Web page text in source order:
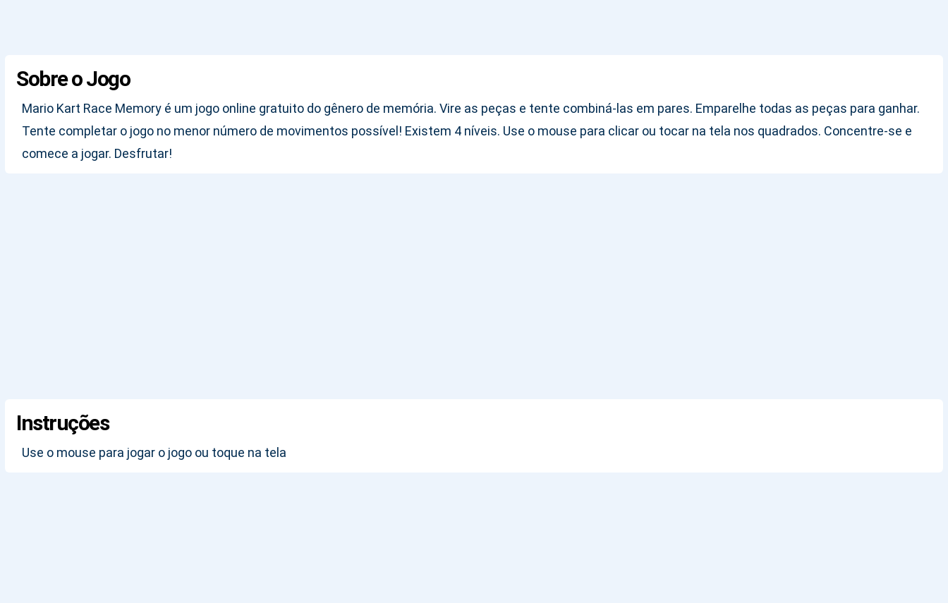
Sobre o Jogo
Mario Kart Race Memory é um jogo online gratuito do gênero de memória. Vire as peças e tente combiná-las em pares. Emparelhe todas as peças para ganhar.
Tente completar o jogo no menor número de movimentos possível! Existem 4 níveis. Use o mouse para clicar ou tocar na tela nos quadrados. Concentre-se e
comece a jogar. Desfrutar!
Instruções
Use o mouse para jogar o jogo ou toque na tela